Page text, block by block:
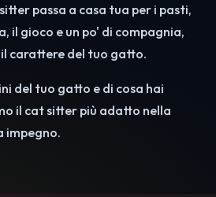
passa a casa tua per i pasti,
il gioco e un po' di compagnia,
carattere del tuo gatto.
del tuo gatto e di cosa hai
il cat sitter più adatto nella
impegno.